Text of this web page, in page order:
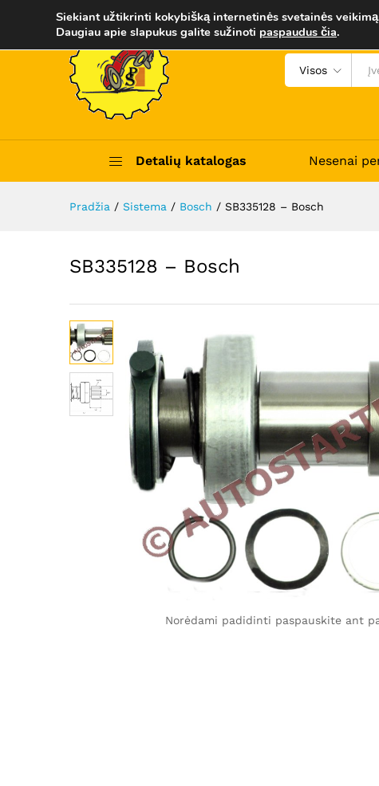
Visos
Detalių katalogas Nesenai
Pradžia / Sistema / Bosch / SB335128 – Bosch
SB335128 – Bosch
Norėdami padidinti paspauskite ant
Siekiant užtikrinti kokybišką internetinės svetainės
Daugiau apie slapukus galite sužinoti paspaudus čia.
Aprašymas Trumpas apibūdinimas